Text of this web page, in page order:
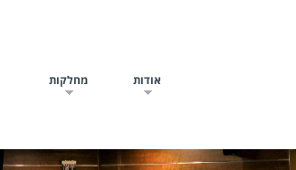
אודות מחלקות